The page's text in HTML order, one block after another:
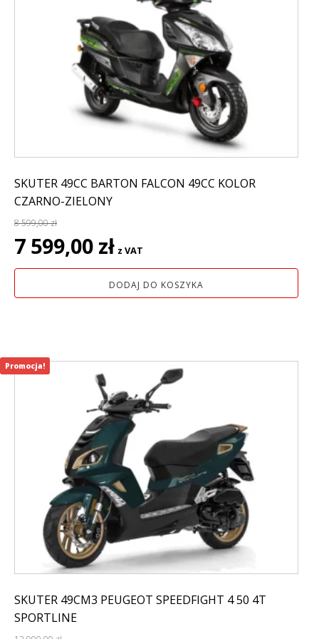
SKUTER 49CC BARTON FALCON 49CC KOLOR
CZARNO-ZIELONY
8 599,00zł
Pierwotna
cena
wynosiła:
7 599,00 zł cena
wynosi:
7
z VAT
DODAJ DO KOSZYKA
SKUTER 49CM3 PEUGEOT SPEEDFIGHT 4 50 4T
SPORTLINE
Promocja!